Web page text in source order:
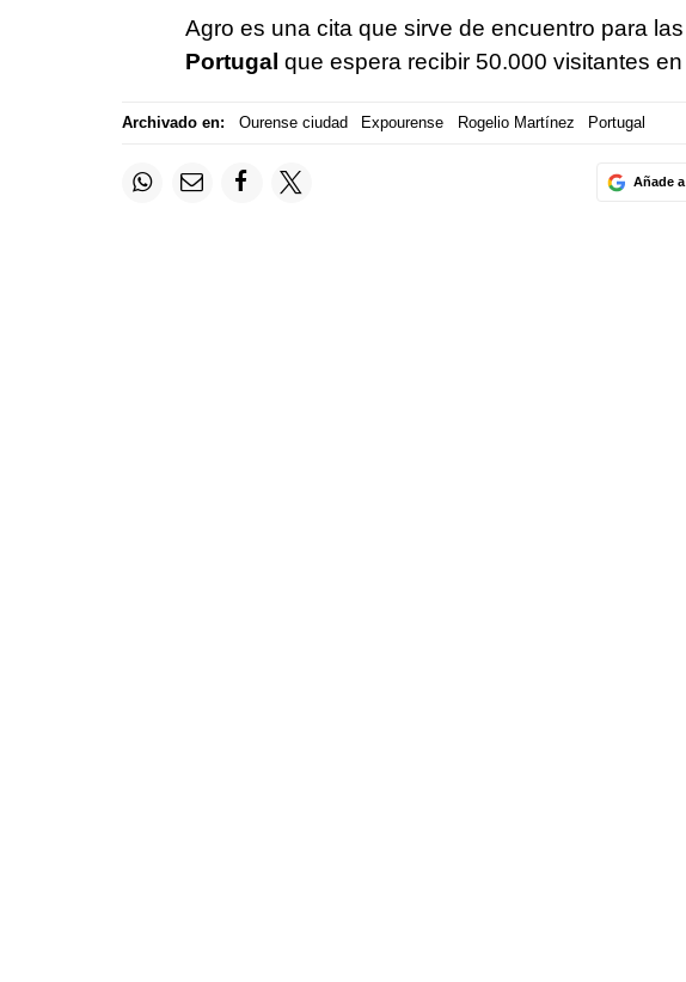
Agro es una cita que sirve de encuentro para
Portugal que espera recibir 50.000 visitantes
Archivado en: Ourense ciudad Expourense Rogelio Martínez Portugal
Añade